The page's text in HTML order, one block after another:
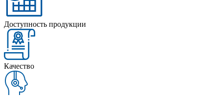
Доступность продукции
Качество